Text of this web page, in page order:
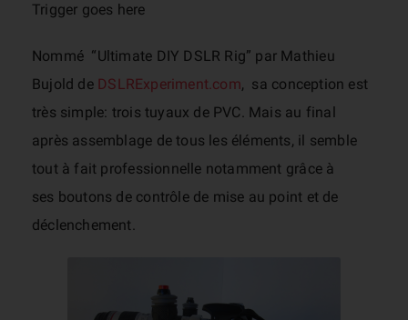
Trigger goes here
Nommé “Ultimate DIY DSLR Rig” par Mathieu
Bujold de DSLRExperiment.com, sa conception est
très simple: trois tuyaux de PVC. Mais au final
après assemblage de tous les éléments, il semble
tout à fait professionnelle notamment grâce à
ses boutons de contrôle de mise au point et de
déclenchement.